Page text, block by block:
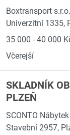
Boxtransport s.r.o.
Univerzitní 1335,
35 000 - 40 000
Včerejší
SKLADNÍK
PLZEŇ
SCONTO
Stavební 2957,